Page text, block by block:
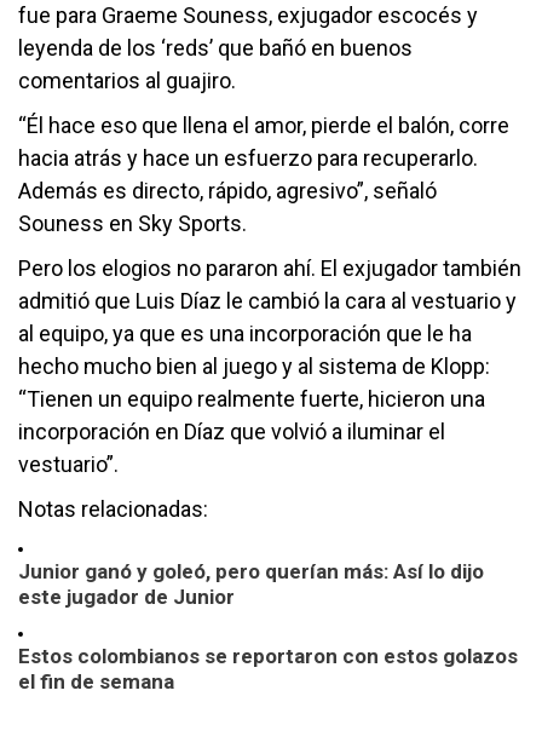
fue para Graeme Souness, exjugador escocés y
leyenda de los ‘reds’ que bañó en buenos
comentarios al guajiro.
“Él hace eso que llena el amor, pierde el balón, corre
hacia atrás y hace un esfuerzo para recuperarlo.
Además es directo, rápido, agresivo”, señaló
Souness en Sky Sports.
Pero los elogios no pararon ahí. El exjugador también
admitió que Luis Díaz le cambió la cara al vestuario y
al equipo, ya que es una incorporación que le ha
hecho mucho bien al juego y al sistema de Klopp:
“Tienen un equipo realmente fuerte, hicieron una
incorporación en Díaz que volvió a iluminar el
vestuario”.
Notas relacionadas:
Junior ganó y goleó, pero querían más: Así lo dijo
este jugador de Junior
Estos colombianos se reportaron con estos golazos
el fin de semana